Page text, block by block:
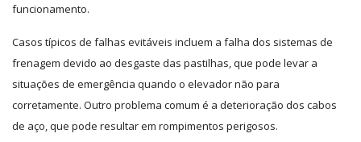
funcionamento.
Casos típicos de falhas evitáveis incluem a falha dos sistemas de
frenagem devido ao desgaste das pastilhas, que pode levar a
situações de emergência quando o elevador não para
corretamente. Outro problema comum é a deterioração dos cabos
de aço, que pode resultar em rompimentos perigosos.